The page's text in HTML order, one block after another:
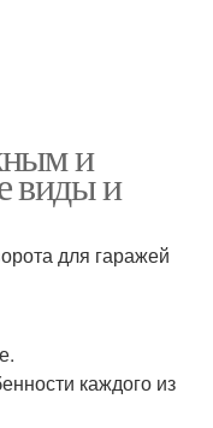
и
виды и
для гаражей
каждого из